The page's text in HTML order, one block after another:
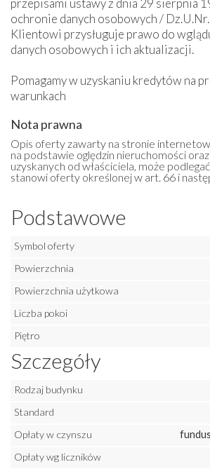
ochronie danych osobowych /
Klientowi przysługuje prawo do
danych osobowych i ich aktualizacji.
Pomagamy w uzyskaniu kredytów na
warunkach
Nota prawna
Opis oferty zawarty na stronie
na podstawie oględzin nieruchomości
uzyskanych od właściciela, może
stanowi oferty określonej w art. 66 i
Podstawowe
Symbol oferty
Powierzchnia
Powierzchnia użytkowa
Liczba pokoi
Piętro
Szczegóły
Rodzaj budynku
Standard
Opłaty w czynszu
Opłaty wg liczników